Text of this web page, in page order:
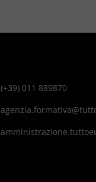
(+39) 011 889870